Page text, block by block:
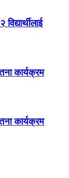
कार्यक्रम
कार्यक्रम